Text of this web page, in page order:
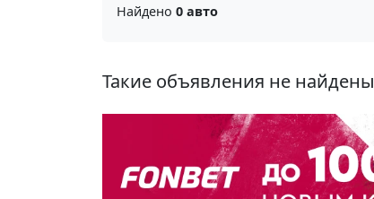
Найдено 0 авто
Такие объявления не найдены